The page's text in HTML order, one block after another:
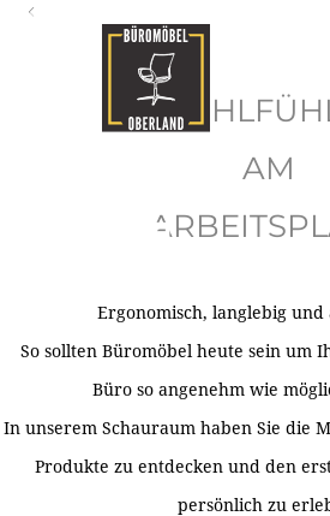
AM
Ergonomisch, langlebig und
So sollten Büromöbel heute sein um
Büro so angenehm wie
In unserem Schauraum haben Sie die
Produkte zu entdecken und den
persönlich zu